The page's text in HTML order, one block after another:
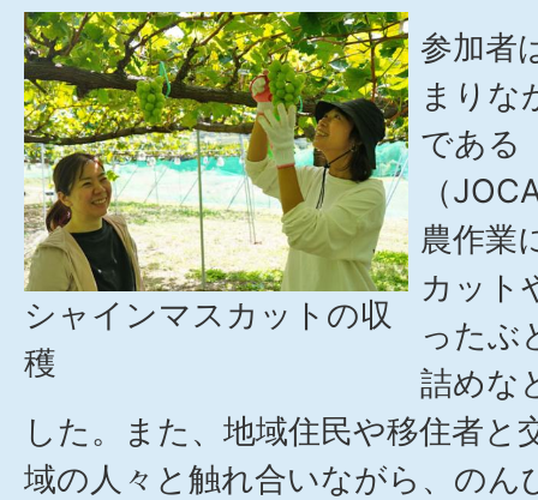
シャインマスカットの収
穫
参加者
まりな
である
（
農作業
カット
ったぶ
詰めな
した。また、地域住民や移住者と
域の人々と触れ合いながら、のん